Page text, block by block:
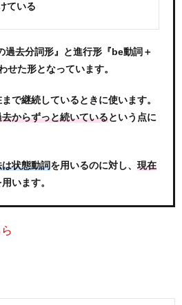
ている
過去分詞形』と進行形『be動詞＋
た形となっています。
で継続しているときに使います。
去からずっと続いているという点に
状態動詞 を用いるのに対し、 現在
います。